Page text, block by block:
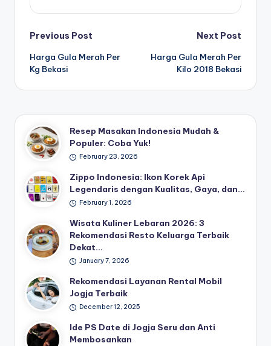
Post
navigation
Previous Post
Harga Gula Merah Per
Kg Bekasi
Next Post
Harga Gula Merah Per
Kilo 2018 Bekasi
Resep Masakan Indonesia Mudah &
Populer: Coba Yuk!
February 23, 2026
Zippo Indonesia: Ikon Korek Api
Legendaris dengan Kualitas, Gaya, dan…
February 1, 2026
Wisata Kuliner Lebaran 2026: 3
Rekomendasi Resto Keluarga Terbaik
Dekat…
January 7, 2026
Rekomendasi Layanan Rental Mobil
Jogja Terbaik
December 12, 2025
Ide PS Date di Jogja Seru dan Anti
Membosankan